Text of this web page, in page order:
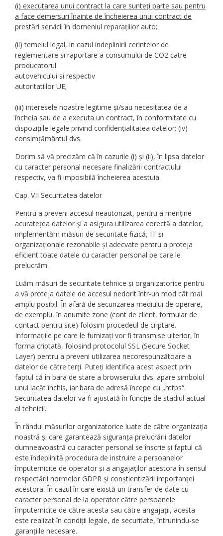
(i) executarea unui contract la care sunteți parte sau pentru
a face demersuri înainte de încheierea unui contract de
prestări servicii în domeniul reparațiilor auto;
(ii) temeiul legal, in cazul indeplinirii cerintelor de
reglementare si raportare a consumului de CO2 catre
producatorul
autovehicului si respectiv
autoritatiilor UE;
(iii) interesele noastre legitime și/sau necesitatea de a
încheia sau de a executa un contract, în conformitate cu
dispozițiile legale privind confidențialitatea datelor; (iv)
consimțământul dvs.
Dorim să vă precizăm că în cazurile (i) și (ii), în lipsa datelor
cu caracter personal necesare finalizării contractului
respectiv, va fi imposibilă încheierea acestuia.
Cap. VII Securitatea datelor
Pentru a preveni accesul neautorizat, pentru a menține
acuratețea datelor și a asigura utilizarea corectă a datelor,
implementăm măsuri de securitate fizică, IT și
organizaționale rezonabile și adecvate pentru a proteja
eficient toate datele cu caracter personal pe care le
prelucrăm.
Luăm măsuri de securitate tehnice și organizatorice pentru
a vă proteja datele de accesul nedorit într-un mod cât mai
amplu posibil. În afară de securizarea mediului de operare,
de exemplu, în anumite zone (cont de client, formular de
contact pentru site) folosim procedeul de criptare.
Informațiile pe care le furnizați vor fi transmise ulterior, în
forma criptată, folosind protocolul SSL (Secure Socket
Layer) pentru a preveni utilizarea necorespunzătoare a
datelor de către terți. Puteți identifica acest aspect prin
faptul că în bara de stare a browserului dvs. apare simbolul
unui lacăt închis, iar bara de adresă începe cu „https“.
Securitatea datelor va fi ajustată în funcție de stadiul actual
al tehnicii.
În rândul măsurilor organizatorice luate de către organizația
noastră și care garantează siguranța prelucrării datelor
dumneavoastră cu caracter personal se înscrie și faptul că
este îndeplinită procedura de instruire a persoanelor
împuternicite de operator și a angajaților acestora în sensul
respectării normelor GDPR și conștientizării importanței
acestora. În cazul în care există un transfer de date cu
caracter personal de la operator către persoanele
împuternicite de către acesta sau către angajații, acesta
este realizat în condiții legale, de securitate, întrunindu-se
garanțiile necesare.